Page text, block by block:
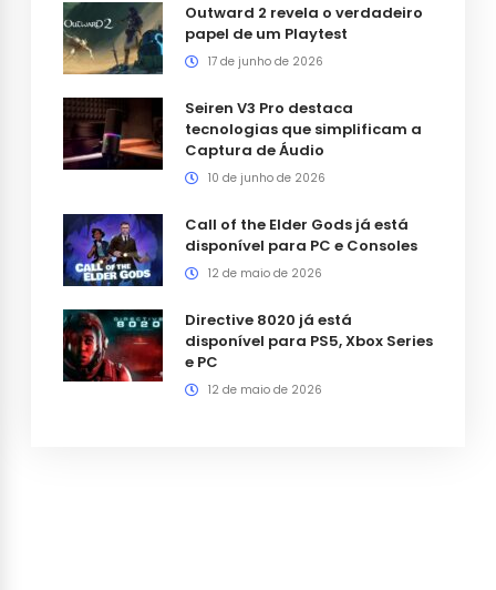
Outward 2 revela o verdadeiro
papel de um Playtest
17 de junho de 2026
Seiren V3 Pro destaca
tecnologias que simplificam a
Captura de Áudio
10 de junho de 2026
Call of the Elder Gods já está
disponível para PC e Consoles
12 de maio de 2026
Directive 8020 já está
disponível para PS5, Xbox Series
e PC
12 de maio de 2026